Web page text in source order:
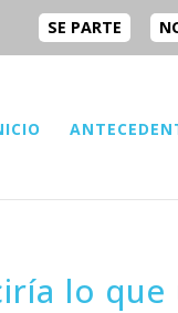
SE PARTE
lo que